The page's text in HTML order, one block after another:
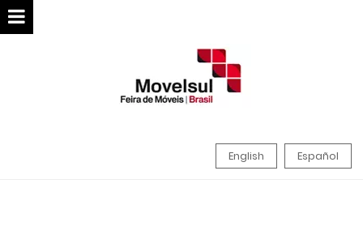
English Español